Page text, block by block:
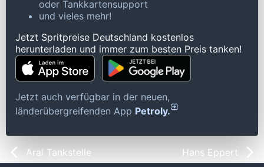
oder Tankkartensupport
und vieles mehr!
Jetzt Spritpreise Deutschland kostenlos
herunterladen und immer zum besten Preis tanken!
Jetzt auch verfügbar in der neuen,
länderübergreifenden App Petroly.
Aral Tankstelle Hans Eppert